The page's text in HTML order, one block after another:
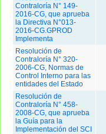
Contraloría N° 149-
2016-CG, que aprueba
la Directiva N°013-
2016-CG.GPROD
Implementa
Resolución de
Contraloría N° 320-
2006-CG, Normas de
Control Interno para las
entidades del Estado
Resolución de
Contraloría N° 458-
2008-CG, que aprueba
la Guía para la
Implementación del SCI